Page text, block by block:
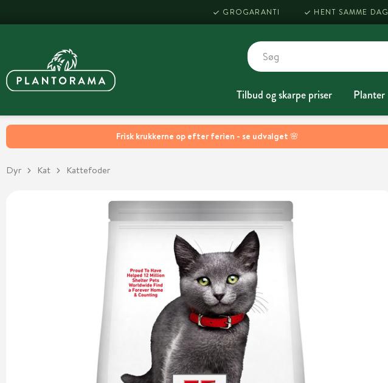
Frisk krukkerne op efter ferien - se udvalget 🌸
GROGARANTI HENT SAMME DAG
Tilbud og skarpe priser Planter
Dyr Kat Kattefoder